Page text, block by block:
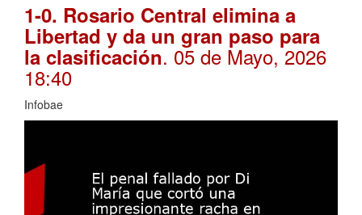
1-0. Rosario Central elimina a
Libertad y da un gran paso para
la clasificación. 05 de Mayo, 2026
18:40
Infobae